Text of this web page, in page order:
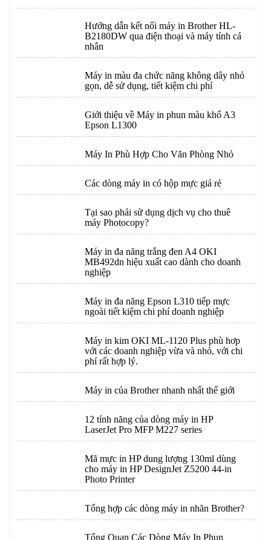
Hướng dẫn kết nối máy in Brother HL-
B2180DW qua điện thoại và máy tính cá
nhân
Máy in màu đa chức năng không dây nhỏ
gọn, dễ sử dụng, tiết kiệm chi phí
Giới thiệu về Máy in phun màu khổ A3
Epson L1300
Máy In Phù Hợp Cho Văn Phòng Nhỏ
Các dòng máy in có hộp mực giá rẻ
Tại sao phải sử dụng dịch vụ cho thuê
máy Photocopy?
Máy in đa năng trắng đen A4 OKI
MB492dn hiệu xuất cao dành cho doanh
nghiệp
Máy in đa năng Epson L310 tiếp mực
ngoài tiết kiệm chi phí doanh nghiệp
Máy in kim OKI ML-1120 Plus phù hơp
với các doanh nghiệp vừa và nhỏ, với chi
phí rất hợp lý.
Máy in của Brother nhanh nhất thế giới
12 tính năng của dòng máy in HP
LaserJet Pro MFP M227 series
Mã mực in HP dung lượng 130ml dùng
cho máy in HP DesignJet Z5200 44-in
Photo Printer
Tổng hợp các dòng máy in nhãn Brother?
Tổng Quan Các Dòng Máy In Phun